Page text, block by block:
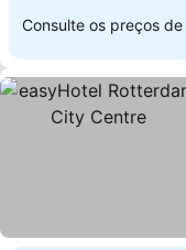
Consulte os preços de